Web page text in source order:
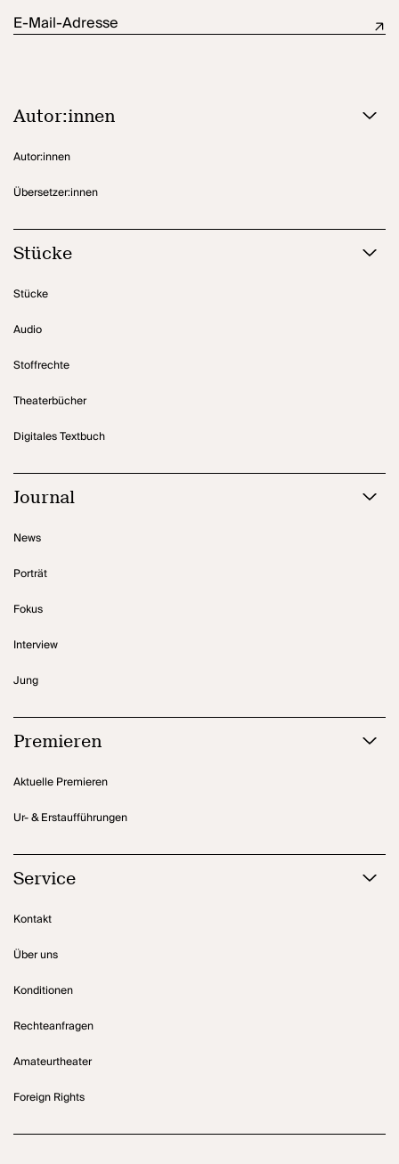
E-Mail-Adresse
Autor:innen
Autor:innen
Übersetzer:innen
Stücke
Stücke
Audio
Stoffrechte
Theaterbücher
Digitales Textbuch
Journal
News
Porträt
Fokus
Interview
Jung
Premieren
Aktuelle Premieren
Ur- & Erstaufführungen
Service
Kontakt
Über uns
Konditionen
Rechteanfragen
Amateurtheater
Foreign Rights